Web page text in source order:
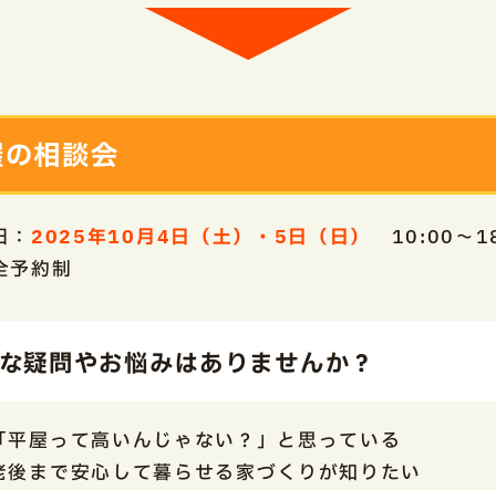
相談会
2025年10月4日（土）・5日（日）
10:00～
約制
疑問やお悩みはありませんか？
平屋って高いんじゃない？」と思っている
後まで安心して暮らせる家づくりが知りたい